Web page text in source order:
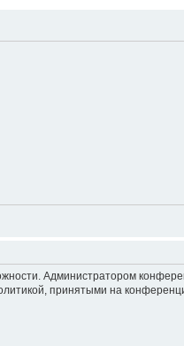
Администратором
принятыми на